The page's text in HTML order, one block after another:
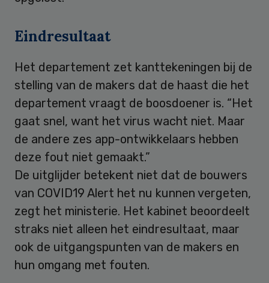
Eindresultaat
Het departement zet kanttekeningen bij de
stelling van de makers dat de haast die het
departement vraagt de boosdoener is. “Het
gaat snel, want het virus wacht niet. Maar
de andere zes app-ontwikkelaars hebben
deze fout niet gemaakt.”
De uitglijder betekent niet dat de bouwers
van COVID19 Alert het nu kunnen vergeten,
zegt het ministerie. Het kabinet beoordeelt
straks niet alleen het eindresultaat, maar
ook de uitgangspunten van de makers en
hun omgang met fouten.